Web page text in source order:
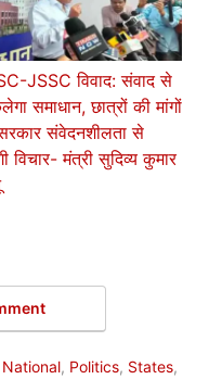
JSSC विवाद: संवाद से
समाधान, छात्रों की मांगों
संवेदनशीलता से
विचार- मंत्री सुदिव्य कुमार
National, Politics, States,